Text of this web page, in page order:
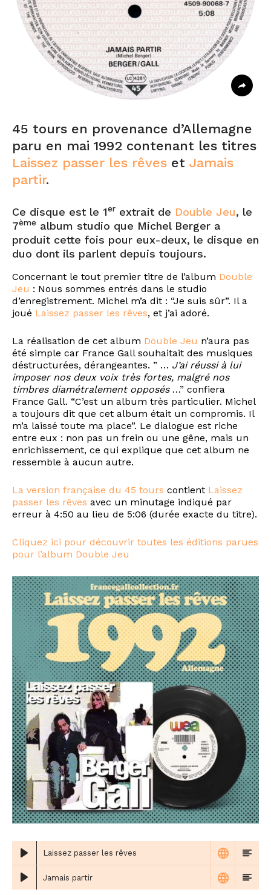
45 tours en provenance d’Allemagne
paru en mai 1992 contenant les titres
Laissez passer les rêves et Jamais
partir.
Ce disque est le 1er extrait de Double Jeu, le
7ème album studio que Michel Berger a
produit cette fois pour eux-deux, le disque en
duo dont ils parlent depuis toujours.
Concernant le tout premier titre de l’album Double
Jeu : Nous sommes entrés dans le studio
d’enregistrement. Michel m’a dit : “Je suis sûr”. Il a
joué Laissez passer les rêves, et j’ai adoré.
La réalisation de cet album Double Jeu n’aura pas
été simple car France Gall souhaitait des musiques
déstructurées, dérangeantes. ” … J’ai réussi à lui
imposer nos deux voix très fortes, malgré nos
timbres diamétralement opposés…” confiera
France Gall. “C’est un album très particulier. Michel
a toujours dit que cet album était un compromis. Il
m’a laissé toute ma place”. Le dialogue est riche
entre eux : non pas un frein ou une gêne, mais un
enrichissement, ce qui explique que cet album ne
ressemble à aucun autre.
La version française du 45 tours contient Laissez
passer les rêves avec un minutage indiqué par
erreur à 4:50 au lieu de 5:06 (durée exacte du titre).
Cliquez ici pour découvrir toutes les éditions parues
pour l’album Double Jeu
Laissez passer les rêves
Jamais partir